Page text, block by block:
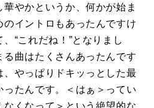
やかというか、何かが始ま
のイントロもあったんですけ
“これだね！”となりまし
る曲はたくさんあったんです
、やっぱりドキッっとした最
たんです。＜はぁ＞ってい
なくなって＞という絶望的な